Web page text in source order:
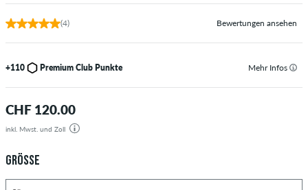
(4) Bewertungen ansehen
+110 Premium Club Punkte Mehr Infos
CHF 120.00
inkl. Mwst. und Zoll
GRÖSSE